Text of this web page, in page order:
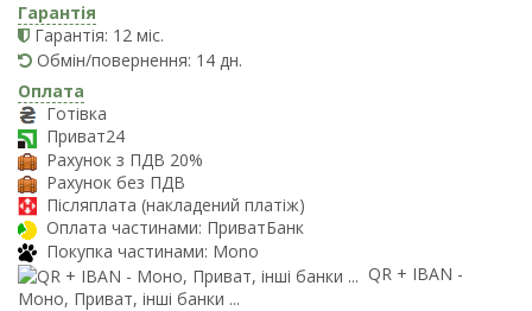
Гарантія
Гарантія: 12 міс.
Обмін/повернення: 14 дн.
Оплата
Готівка
Приват24
Рахунок з ПДВ 20%
Рахунок без ПДВ
Післяплата (накладений платіж)
Оплата частинами: ПриватБанк
Покупка частинами: Mono
QR + IBAN -
Моно, Приват, інші банки ...